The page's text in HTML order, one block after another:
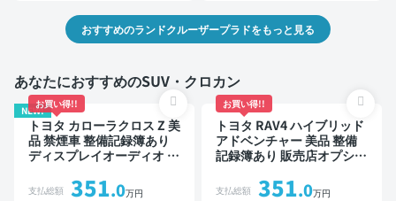
おすすめのランドクルーザープラドをもっと見る
あなたにおすすめのSUV・クロカン
NEW!
お買い得!!
トヨタ カローラクロス Z 美
品 禁煙車 整備記録簿あり
ディスプレイオーディオ ※
スポットモニター オートク
支払総額 351.0万円
お買い得!!
トヨタ RAV4 ハイブリッド
アドベンチャー 美品 整備
記録簿あり 販売店オプショ
ットモニター デジタルイン
支払総額 351.0万円